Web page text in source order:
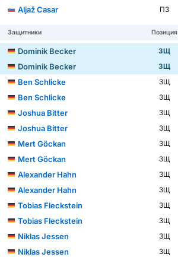
Aljaž Casar
ПЗ
Защитники Позиция
Dominik Becker ЗЩ
Dominik Becker
ЗЩ
Ben Schlicke
ЗЩ
Ben Schlicke
ЗЩ
Joshua Bitter
ЗЩ
Joshua Bitter
ЗЩ
Mert Göckan
ЗЩ
Mert Göckan
ЗЩ
Alexander Hahn
ЗЩ
Alexander Hahn
ЗЩ
Tobias Fleckstein
ЗЩ
Tobias Fleckstein
ЗЩ
Niklas Jessen
ЗЩ
Niklas Jessen
ЗЩ